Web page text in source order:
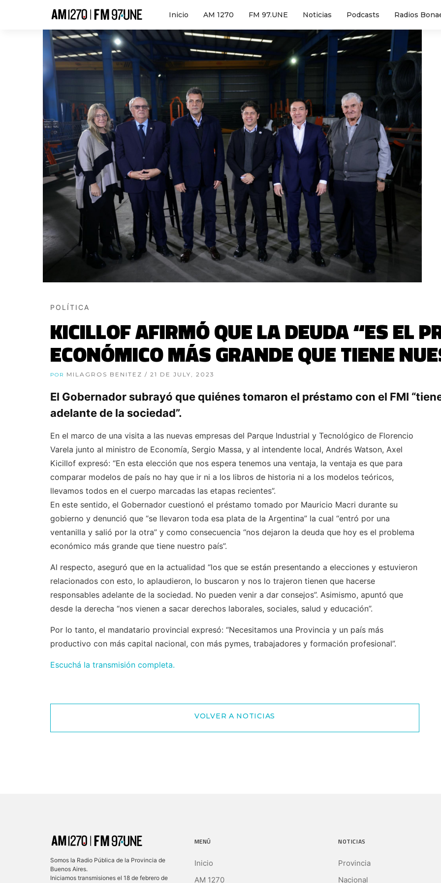
Inicio AM 1270 FM 97.UNE Noticias Podcasts Radios
POLÍTICA
KICILLOF AFIRMÓ QUE LA DEUDA “ES EL
ECONÓMICO MÁS GRANDE QUE TIENE
POR MILAGROS BENITEZ / 21 DE JULY, 2023
El Gobernador subrayó que quiénes tomaron el préstamo con el FMI
adelante de la sociedad”.
En el marco de una visita a las nuevas empresas del Parque Industrial y Tecnológico de Florencio
Varela junto al ministro de Economía, Sergio Massa, y al intendente local, Andrés Watson, Axel
Kicillof expresó: “En esta elección que nos espera tenemos una ventaja, la ventaja es que para
comparar modelos de país no hay que ir ni a los libros de historia ni a los modelos teóricos,
llevamos todos en el cuerpo marcadas las etapas recientes”.
En este sentido, el Gobernador cuestionó el préstamo tomado por Mauricio Macri durante su
gobierno y denunció que “se llevaron toda esa plata de la Argentina” la cual “entró por una
ventanilla y salió por la otra” y como consecuencia “nos dejaron la deuda que hoy es el problema
económico más grande que tiene nuestro país”.
Al respecto, aseguró que en la actualidad “los que se están presentando a elecciones y estuvieron
relacionados con esto, lo aplaudieron, lo buscaron y nos lo trajeron tienen que hacerse
responsables adelante de la sociedad. No pueden venir a dar consejos”. Asimismo, apuntó que
desde la derecha “nos vienen a sacar derechos laborales, sociales, salud y educación”.
Por lo tanto, el mandatario provincial expresó: “Necesitamos una Provincia y un país más
productivo con más capital nacional, con más pymes, trabajadores y formación profesional”.
Escuchá la transmisión completa.
VOLVER A NOTICIAS
Somos la Radio Pública de la Provincia de
Buenos Aires.
Iniciamos transmisiones el 18 de febrero de
MENÚ
Inicio
AM 1270
NOTICIAS
Provincia
Nacional